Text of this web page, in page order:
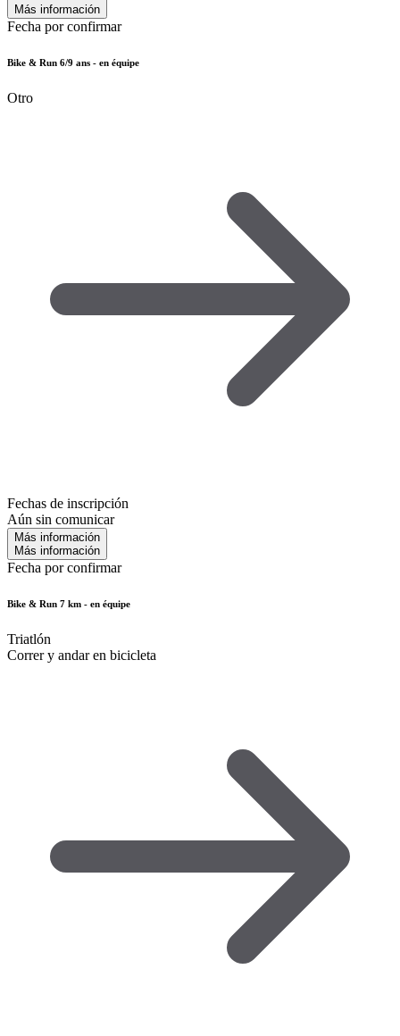
Más información
Fecha por confirmar
Bike & Run 6/9 ans - en équipe
Otro
Fechas de inscripción
Aún sin comunicar
Más información
Más información
Fecha por confirmar
Bike & Run 7 km - en équipe
Triatlón
Correr y andar en bicicleta